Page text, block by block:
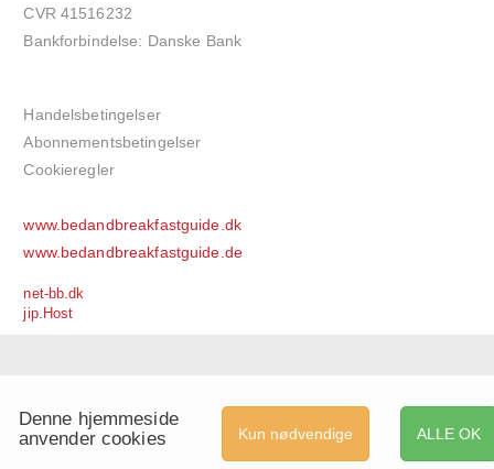
CVR 41516232
Bankforbindelse: Danske Bank
Handelsbetingelser
Abonnementsbetingelser
Cookieregler
www.bedandbreakfastguide.dk
www.bedandbreakfastguide.de
net-bb.dk
jip.Host
ALLE OK
Kun nødvendige
Denne hjemmeside
anvender cookies